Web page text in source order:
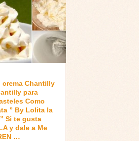
crema Chantilly
para
Como
” By Lolita la
Si te gusta
y dale a Me
…